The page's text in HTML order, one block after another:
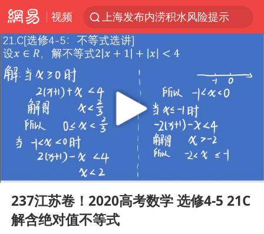
视频
上海发布内涝积水风险提示
小沈阳加盟《披荆斩棘》
白海豚雨量超越利奇马、巴威
人形机器人第一股
上海地铁4条线路全线停运
宇树申购 中一签有望赚20万元
4.2平卫生间补漏注胶花1.55万
白海豚路径图
Play
237江苏卷！2020高考数学 选修4-5 21C
解含绝对值不等式